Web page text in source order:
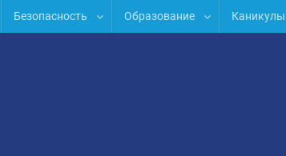
Безопасность Образование Каникулы